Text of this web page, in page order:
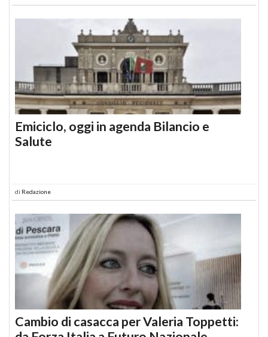
Emiciclo, oggi in agenda Bilancio e
Salute
di Redazione
Cambio di casacca per Valeria Toppetti: